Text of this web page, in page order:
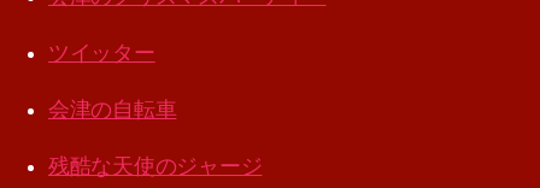
ツイッター
会津の自転車
残酷な天使のジャージ